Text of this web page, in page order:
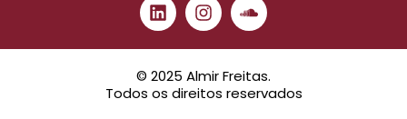
© 2025 Almir Freitas.
Todos os direitos reservados